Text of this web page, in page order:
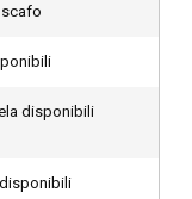
disponibili